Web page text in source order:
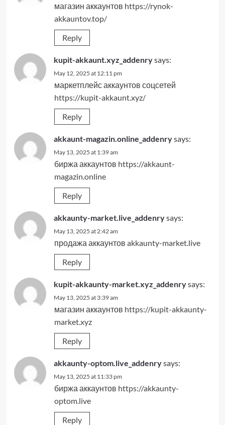
магазин аккаунтов https://rynok-
akkauntov.top/
Reply
kupit-akkaunt.xyz_addenrysays:
May 12, 2025 at 12:11 pm
маркетплейс аккаунтов соцсетей
https://kupit-akkaunt.xyz/
Reply
akkaunt-magazin.online_addenrysays:
May 13, 2025 at 1:39 am
биржа аккаунтов https://akkaunt-
magazin.online
Reply
akkaunty-market.live_addenrysays:
May 13, 2025 at 2:42 am
продажа аккаунтов akkaunty-market.live
Reply
kupit-akkaunty-market.xyz_addenrysays:
May 13, 2025 at 3:39 am
магазин аккаунтов https://kupit-akkaunty-
market.xyz
Reply
akkaunty-optom.live_addenrysays:
May 13, 2025 at 11:33 pm
биржа аккаунтов https://akkaunty-
optom.live
Reply